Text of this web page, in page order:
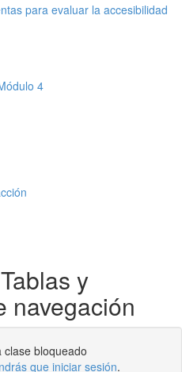
para evaluar la accesibilidad
4
y
navegación
bloqueado
que iniciar sesión.